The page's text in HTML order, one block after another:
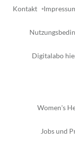
Kontakt
Digitalabo
Women's
Jobs und